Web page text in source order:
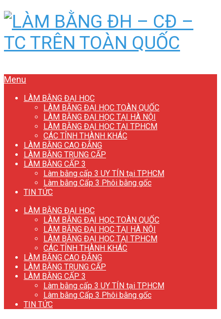
Menu
LÀM BẰNG ĐẠI HỌC
LÀM BẰNG ĐẠI HỌC TOÀN QUỐC
LÀM BẰNG ĐẠI HỌC TẠI HÀ NỘI
LÀM BẰNG ĐẠI HỌC TẠI TP.HCM
CÁC TỈNH THÀNH KHÁC
LÀM BẰNG CAO ĐẲNG
LÀM BẰNG TRUNG CẤP
LÀM BẰNG CẤP 3
Làm bằng cấp 3 UY TÍN tại TP.HCM
Làm bằng Cấp 3 Phôi bằng gốc
TIN TỨC
LÀM BẰNG ĐẠI HỌC
LÀM BẰNG ĐẠI HỌC TOÀN QUỐC
LÀM BẰNG ĐẠI HỌC TẠI HÀ NỘI
LÀM BẰNG ĐẠI HỌC TẠI TP.HCM
CÁC TỈNH THÀNH KHÁC
LÀM BẰNG CAO ĐẲNG
LÀM BẰNG TRUNG CẤP
LÀM BẰNG CẤP 3
Làm bằng cấp 3 UY TÍN tại TP.HCM
Làm bằng Cấp 3 Phôi bằng gốc
TIN TỨC